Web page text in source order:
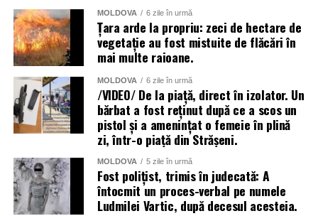
MOLDOVA 6 zile în urmă
Țara arde la propriu: zeci de hectare de
vegetație au fost mistuite de flăcări în
mai multe raioane.
MOLDOVA 6 zile în urmă
/VIDEO/ De la piață, direct în izolator. Un
bărbat a fost reținut după ce a scos un
pistol și a amenințat o femeie în plină
zi, într-o piață din Strășeni.
MOLDOVA 5 zile în urmă
Fost polițist, trimis în judecată: A
întocmit un proces-verbal pe numele
Ludmilei Vartic, după decesul acesteia.